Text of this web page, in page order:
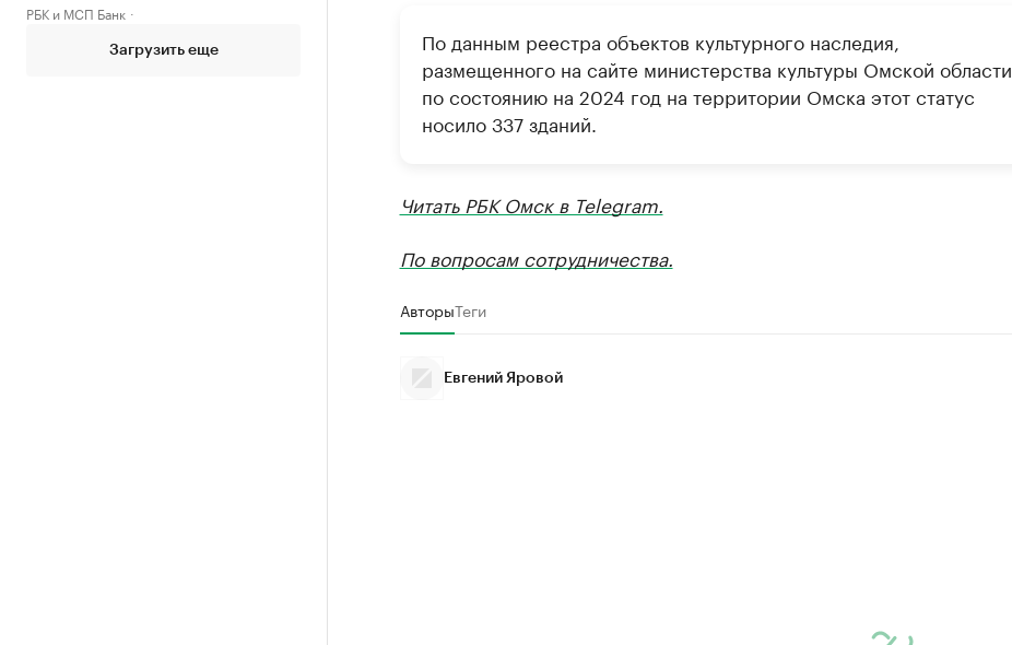
РБК и МСП Банк
Загрузить еще
По данным реестра объектов культурного наследия,
размещенного на сайте министерства культуры Омской области,
по состоянию на 2024 год на территории Омска этот статус
носило 337 зданий.
Читать РБК Омск в Telegram.
По вопросам сотрудничества.
АвторыТеги
Евгений Яровой